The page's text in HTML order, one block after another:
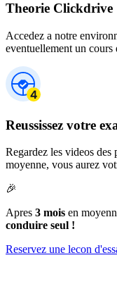
Theorie Clickdrive
Accedez a notre
eventuellement un cours
Reussissez votre
Regardez les videos
moyenne, vous aurez
🎉
Apres 3 mois en
conduire seul !
Reservez une lecon